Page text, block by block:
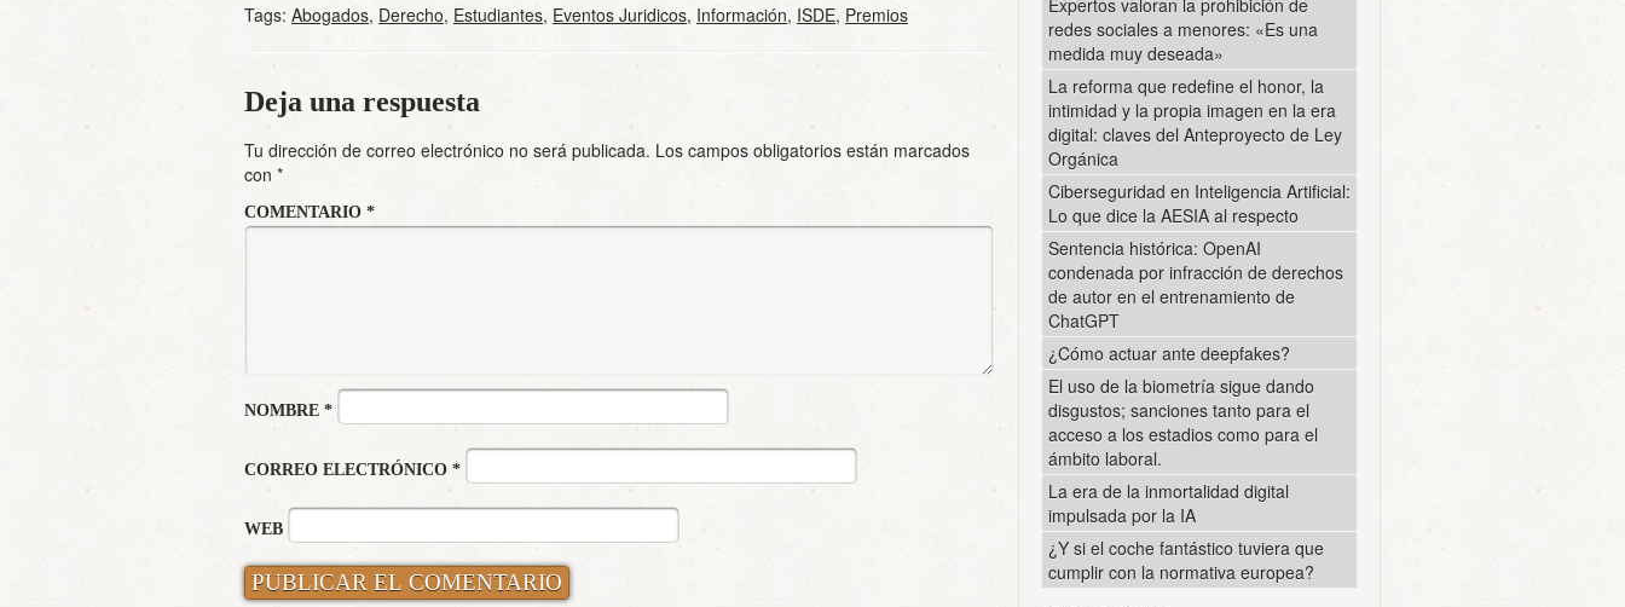
Tags: Abogados, Derecho, Estudiantes, Eventos Juridicos, Información, ISDE, Premios
Deja una respuesta
Tu dirección de correo electrónico no será publicada. Los campos obligatorios están marcados
con *
COMENTARIO *
NOMBRE *
CORREO ELECTRÓNICO *
WEB
Expertos valoran la prohibición de
redes sociales a menores: «Es una
medida muy deseada»
La reforma que redefine el honor, la
intimidad y la propia imagen en la era
digital: claves del Anteproyecto de Ley
Orgánica
Ciberseguridad en Inteligencia Artificial:
Lo que dice la AESIA al respecto
Sentencia histórica: OpenAI
condenada por infracción de derechos
de autor en el entrenamiento de
ChatGPT
¿Cómo actuar ante deepfakes?
El uso de la biometría sigue dando
disgustos; sanciones tanto para el
acceso a los estadios como para el
ámbito laboral.
La era de la inmortalidad digital
impulsada por la IA
¿Y si el coche fantástico tuviera que
cumplir con la normativa europea?